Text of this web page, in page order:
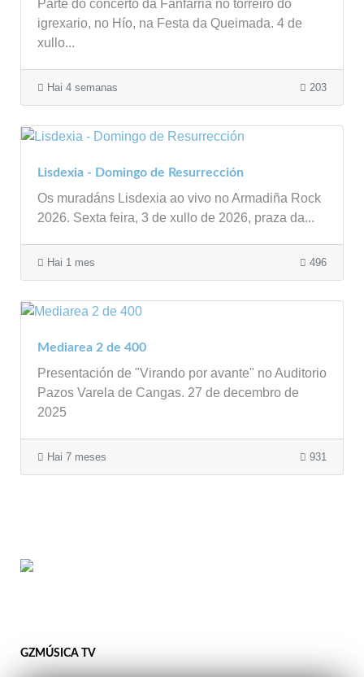
Parte do concerto da Fanfarria no torreiro do
igrexario, no Hío, na Festa da Queimada. 4 de
xullo...
Hai 4 semanas 203
Lisdexia - Domingo de Resurrección
Os muradáns Lisdexia ao vivo no Armadiña Rock
2026. Sexta feira, 3 de xullo de 2026, praza da...
Hai 1 mes 496
Mediarea 2 de 400
Presentación de "Virando por avante" no Auditorio
Pazos Varela de Cangas. 27 de decembro de
2025
Hai 7 meses 931
GZMÚSICA TV